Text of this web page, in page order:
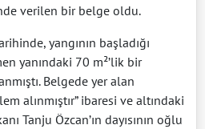
verilen bir belge oldu.
yangının başladığı
yanındaki 70 m²’lik bir
Belgede yer alan
alınmıştır” ibaresi ve altındaki
Tanju Özcan’ın dayısının oğlu